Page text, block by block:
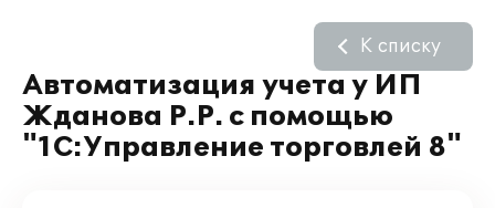
Автоматизация учета у ИП
Жданова Р.Р. с помощью
"1С:Управление торговлей 8"
К списку